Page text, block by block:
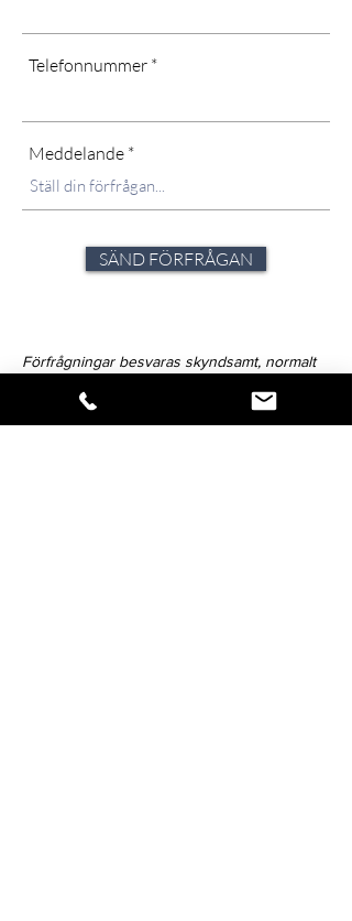
Telefonnummer
Meddelande
SÄND FÖRFRÅGAN
Förfrågningar besvaras skyndsamt, normalt
ansträngda perioder och högsäsong kan det
dock variera. Strävan är alltid att avlämna svar